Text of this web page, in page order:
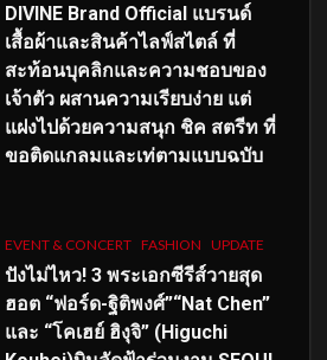
DIVINE Brand Official แบรนด์
เสื้อผ้าและสินค้าไลฟ์สไตล์ ที่
สะท้อนบุคลิกและความชอบของ
เจ้าตัว ผสานความเรียบง่าย แต่
แฝงไปด้วยความสนุก ชิค สตรีท ที่
ขอติดแกลมและเท่ตามแบบฉบับ
EVENT & CONCERT FASHION UPDATE
ปังไม่ไหว! 3 พระเอกซีรีส์วายสุด
ฮอต “ฟอร์ด-ฐิติพงศ์”“Nat Chen”
และ “โคเฮย์ ฮิงุจิ” (Higuchi